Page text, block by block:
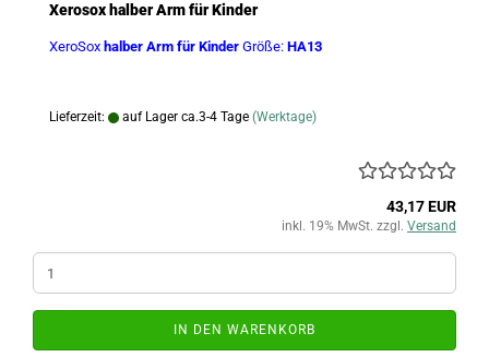
Xerosox halber Arm für Kinder
XeroSox halber Arm für Kinder Größe: HA13
Lieferzeit: auf Lager ca.3-4 Tage (Werktage)
43,17 EUR
inkl. 19% MwSt. zzgl. Versand
IN DEN WARENKORB